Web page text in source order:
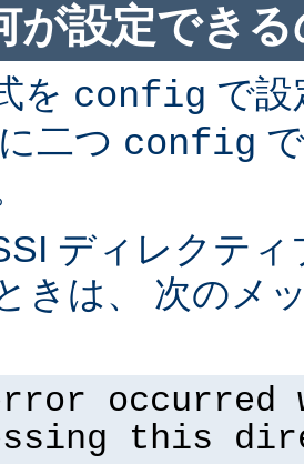
が設定でき
を config で設
二つ config
ディレクテ
きは、 次のメ
occurred
this